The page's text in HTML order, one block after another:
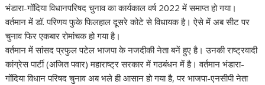
भंडारा-गोंदिया विधानपरिषद चुनाव का कार्यकाल वर्ष 2022 में समाप्त हो गया।
वर्तमान में डॉ. परिणय फुके फिलहाल दूसरे कोटे से विधायक है। ऐसे में अब सीट पर
चुनाव फिर एकबार रोमांचक हो गया है।
वर्तमान में सांसद प्रफुल पटेल भाजपा के नजदीकी नेता बनें हुए है। उनकी राष्ट्रवादी
कांग्रेस पार्टी (अजित पवार) महाराष्ट्र सरकार में गठबंधन में है। वर्तमान भंडारा-
गोंदिया विधान परिषद चुनाव अब भले ही आसान हो गया है, पर भाजपा-एनसीपी नेता